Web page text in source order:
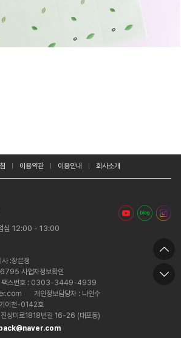
이용약관 이용안내 회사소개
심 12:00 - 13:00
사 :장은정
사업자정보확인
팩스번호 : 0303-3449-4939
개인정보담당자 : 나인수
이천-0142호
진상미로1818번길 16-26 (대포동)